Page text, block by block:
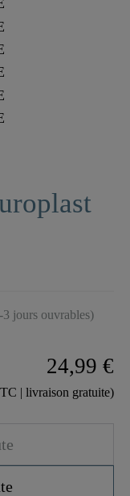
3 jours ouvrables)
24,99 €
| livraison gratuite)